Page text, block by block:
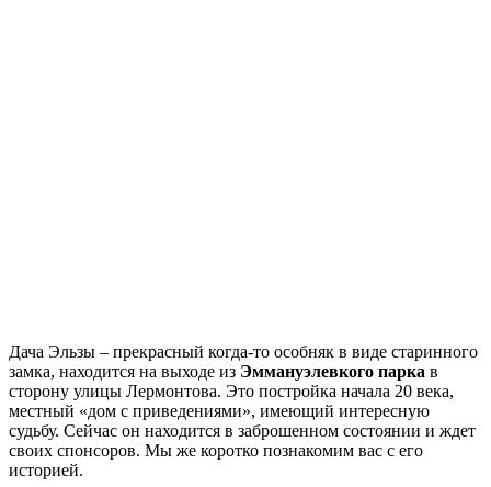
Дача Эльзы – прекрасный когда-то особняк в виде старинного
замка, находится на выходе из Эммануэлевкого парка в
сторону улицы Лермонтова. Это постройка начала 20 века,
местный «дом с приведениями», имеющий интересную
судьбу. Сейчас он находится в заброшенном состоянии и ждет
своих спонсоров. Мы же коротко познакомим вас с его
историей.